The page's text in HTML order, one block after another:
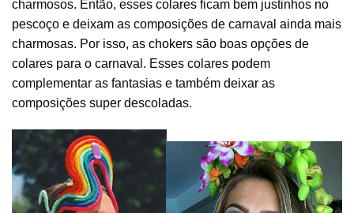
charmosos. Então, esses colares ficam bem justinhos no
pescoço e deixam as composições de carnaval ainda mais
charmosas. Por isso, as chokers são boas opções de
colares para o carnaval. Esses colares podem
complementar as fantasias e também deixar as
composições super descoladas.